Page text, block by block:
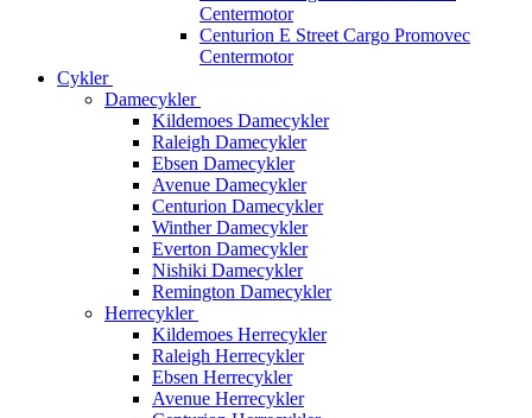
Centermotor
Centurion E Street Cargo Promovec
Centermotor
Cykler
Damecykler
Kildemoes Damecykler
Raleigh Damecykler
Ebsen Damecykler
Avenue Damecykler
Centurion Damecykler
Winther Damecykler
Everton Damecykler
Nishiki Damecykler
Remington Damecykler
Herrecykler
Kildemoes Herrecykler
Raleigh Herrecykler
Ebsen Herrecykler
Avenue Herrecykler